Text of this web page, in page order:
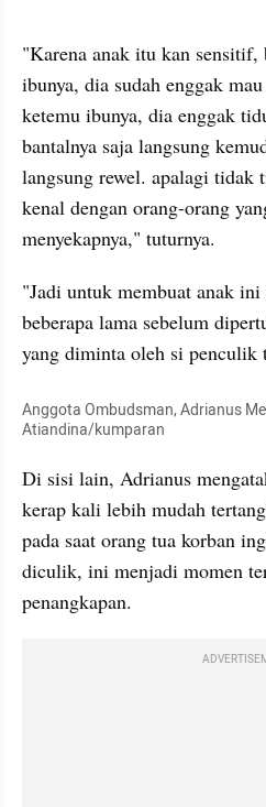
"Karena anak itu kan
ibunya, dia sudah enggak
ketemu ibunya, dia enggak
bantalnya saja langsung
langsung rewel. apalagi tidak
kenal dengan orang-orang
menyekapnya," tuturnya.
"Jadi untuk membuat anak
beberapa lama sebelum
yang diminta oleh si penculik
Anggota Ombudsman, Adrianus
Atiandina/kumparan
Di sisi lain, Adrianus
kerap kali lebih mudah
pada saat orang tua korban
diculik, ini menjadi momen
penangkapan.